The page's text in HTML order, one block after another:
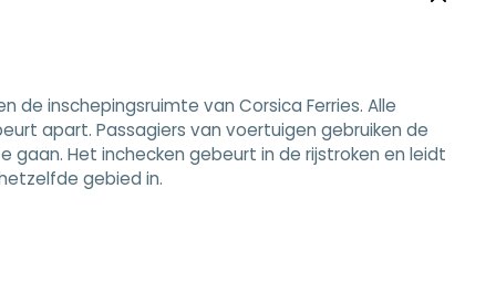
de inschepingsruimte van Corsica Ferries. Alle
apart. Passagiers van voertuigen gebruiken de
Het inchecken gebeurt in de rijstroken en leidt
gebied in.